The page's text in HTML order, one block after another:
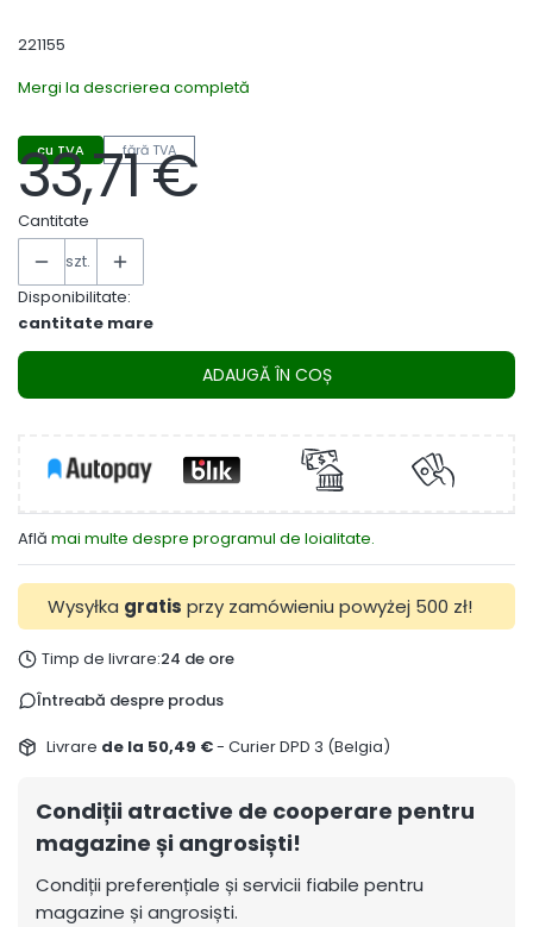
221155
Mergi la descrierea completă
cu TVA fără TVA
Preț
33,71 €
Cantitate
szt.
Disponibilitate:
cantitate mare
ADAUGĂ ÎN COȘ
Află mai multe despre programul de loialitate.
Wysyłka gratis przy zamówieniu powyżej 500 zł!
Timp de livrare:24 de ore
Întreabă despre produs
Livrare de la 50,49 €- Curier DPD 3 (Belgia)
Condiții atractive de cooperare pentru
magazine și angrosiști!
Condiții preferențiale și servicii fiabile pentru
magazine și angrosiști.